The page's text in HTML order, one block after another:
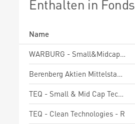
Enthalten in Fonds
Name
WARBURG - Small&Midcaps Deutschland R
Berenberg Aktien Mittelstand - Anteilklasse R A
TEQ - Small & Mid Cap Technologies - R
TEQ - Clean Technologies - R